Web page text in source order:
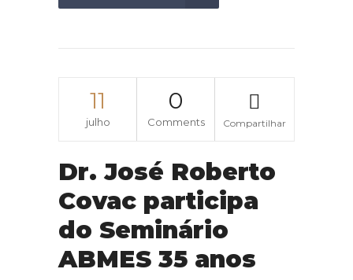
11
julho
0
Comments Compartilhar
Dr. José Roberto
Covac participa
do Seminário
ABMES 35 anos